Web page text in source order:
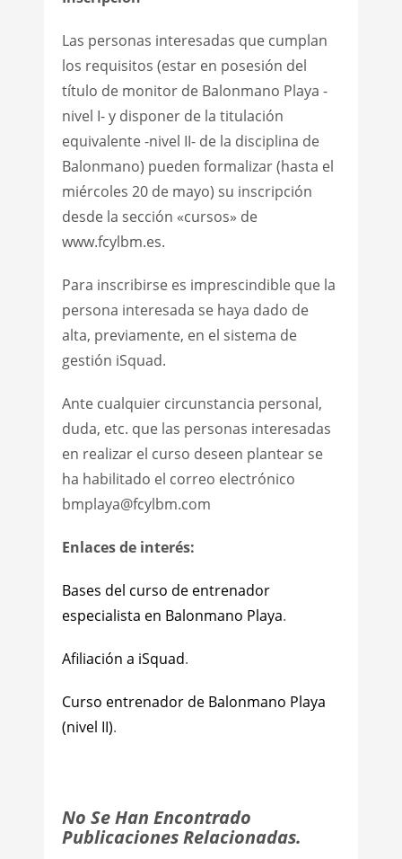
Las personas interesadas que cumplan
los requisitos (estar en posesión del
título de monitor de Balonmano Playa -
nivel I- y disponer de la titulación
equivalente -nivel II- de la disciplina de
Balonmano) pueden formalizar (hasta el
miércoles 20 de mayo) su inscripción
desde la sección «cursos» de
www.fcylbm.es.
Para inscribirse es imprescindible que la
persona interesada se haya dado de
alta, previamente, en el sistema de
gestión iSquad.
Ante cualquier circunstancia personal,
duda, etc. que las personas interesadas
en realizar el curso deseen plantear se
ha habilitado el correo electrónico
bmplaya@fcylbm.com
Enlaces de interés:
Bases del curso de entrenador
especialista en Balonmano Playa.
Afiliación a iSquad.
Curso entrenador de Balonmano Playa
(nivel II).
No Se Han Encontrado
Publicaciones Relacionadas.